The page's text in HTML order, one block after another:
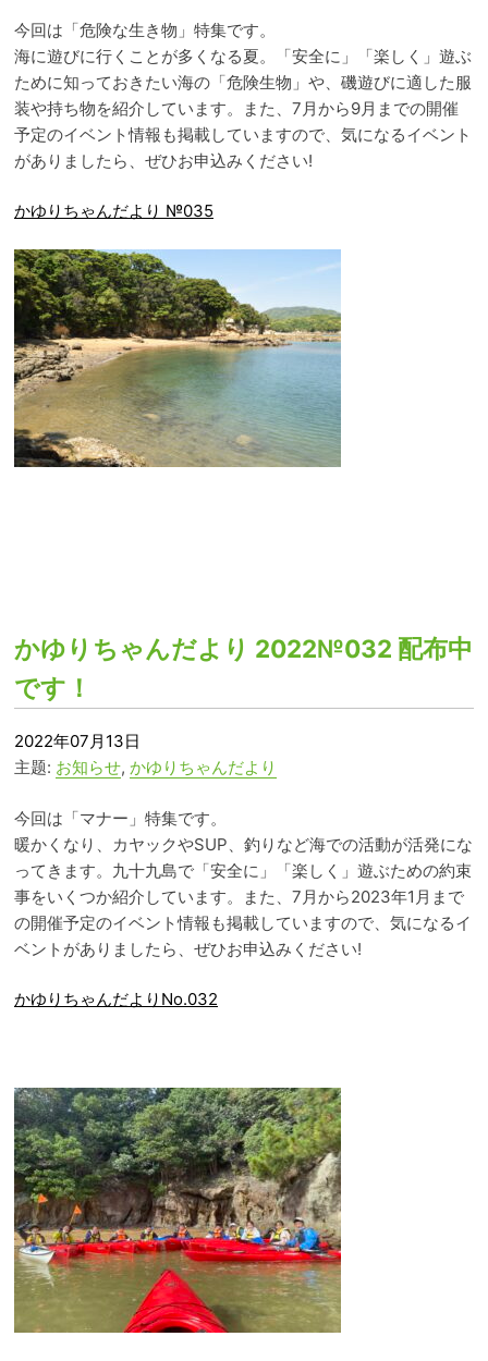
今回は「危険な生き物」特集です。
海に遊びに行くことが多くなる夏。「安全に」「楽しく」遊ぶ
ために知っておきたい海の「危険生物」や、磯遊びに適した服
装や持ち物を紹介しています。また、7月から9月までの開催
予定のイベント情報も掲載していますので、気になるイベント
がありましたら、ぜひお申込みください!
かゆりちゃんだより №035
かゆりちゃんだより 2022№032 配布中
です！
2022年07月13日
主题: お知らせ, かゆりちゃんだより
今回は「マナー」特集です。
暖かくなり、カヤックやSUP、釣りなど海での活動が活発にな
ってきます。九十九島で「安全に」「楽しく」遊ぶための約束
事をいくつか紹介しています。また、7月から2023年1月まで
の開催予定のイベント情報も掲載していますので、気になるイ
ベントがありましたら、ぜひお申込みください!
かゆりちゃんだよりNo.032